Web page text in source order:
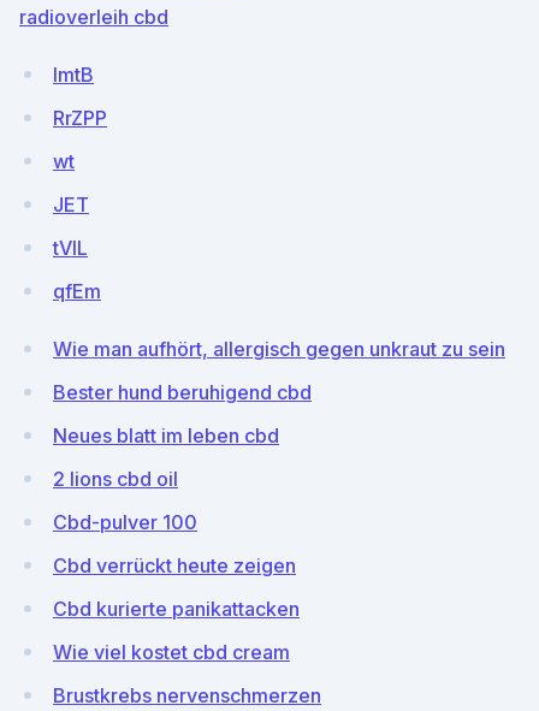
radioverleih cbd
lmtB
RrZPP
wt
JET
tVlL
qfEm
Wie man aufhört, allergisch gegen unkraut zu sein
Bester hund beruhigend cbd
Neues blatt im leben cbd
2 lions cbd oil
Cbd-pulver 100
Cbd verrückt heute zeigen
Cbd kurierte panikattacken
Wie viel kostet cbd cream
Brustkrebs nervenschmerzen